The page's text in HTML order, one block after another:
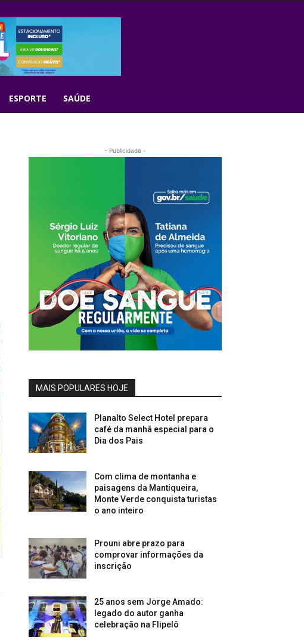
ESPORTE SAÚDE
- Publicidade -
MAIS POPULARES HOJE
Planalto Select Hotel prepara
café da manhã especial para o
Dia dos Pais
Com clima de montanha e
paisagens da Mantiqueira,
Monte Verde conquista turistas
o ano inteiro
Prouni abre prazo para
comprovar informações da
inscrição
25 anos sem Jorge Amado:
legado do autor ganha
celebração na Flipelô